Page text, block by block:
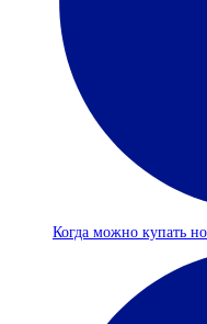
Когда можно купать